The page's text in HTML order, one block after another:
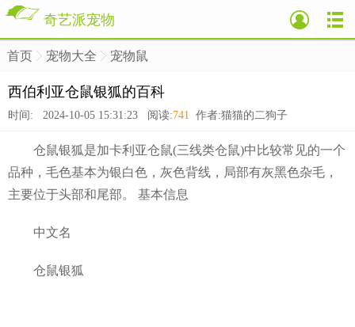
奇艺派宠物
首页 宠物大全 宠物鼠
西伯利亚仓鼠银狐的百科
时间: 2024-10-05 15:31:23 阅读:741 作者:猫猫的二狗子
仓鼠银狐是加卡利亚仓鼠(三线类仓鼠)中比较常见的一个
品种，毛色基本为银白色，灰色背线，局部有灰黑色杂毛，
主要位于头部和尾部。 基本信息
中文名
仓鼠银狐